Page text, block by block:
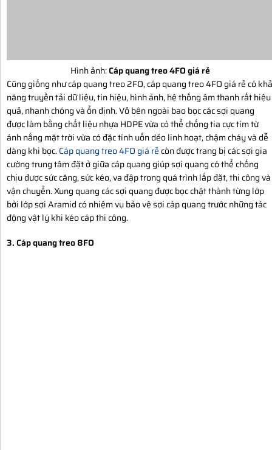
Hình ảnh:Cáp quang treo 4FO giá rẻ
Cũng giống như cáp quang treo 2FO, cáp quang treo 4FO giá rẻ có khả
năng truyền tải dữ liệu, tín hiệu, hình ảnh, hệ thống âm thanh rất hiệu
quả, nhanh chóng và ổn định. Vỏ bên ngoài bao bọc các sợi quang
được làm bằng chất liệu nhựa HDPE vừa có thể chống tia cực tím từ
ánh nắng mặt trời vừa có đặc tính uốn dẻo linh hoạt, chậm cháy và dễ
dàng khi bọc.Cáp quang treo 4FO giá rẻ còn được trang bị các sợi gia
cường trung tâm đặt ở giữa cáp quang giúp sợi quang có thể chống
chịu được sức căng, sức kéo, va đập trong quá trình lắp đặt, thi công và
vận chuyển. Xung quang các sợi quang được bọc chặt thành từng lớp
bởi lớp sợi Aramid có nhiệm vụ bảo vệ sợi cáp quang trước những tác
động vật lý khi kéo cáp thi công.
3. Cáp quang treo 8FO